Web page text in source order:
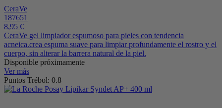
CeraVe
187651
8,95 €
CeraVe gel limpiador espumoso para pieles con tendencia
acneica.crea espuma suave para limpiar profundamente el rostro y el
cuerpo, sin alterar la barrera natural de la piel.
Disponible próximamente
Ver más
Puntos Trébol: 0.8